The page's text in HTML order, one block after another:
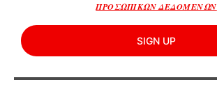
ΠΡΟΣΩΠΙΚΩΝ ΔΕΔΟΜΕΝΩΝ
SIGN UP